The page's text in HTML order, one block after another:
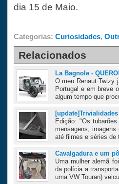
dia 15 de Maio.
Categorias: Curiosidades,
Relacionados
La Bagnole - QUERO!
O meu Renaut Twizy
Portugal e em breve
algum tempo que
Edição: "Os
mensagens,
até filmes e séries de
Cavalgadura e um
Uma mulher alemã
da polícia a
uma VW Touran)